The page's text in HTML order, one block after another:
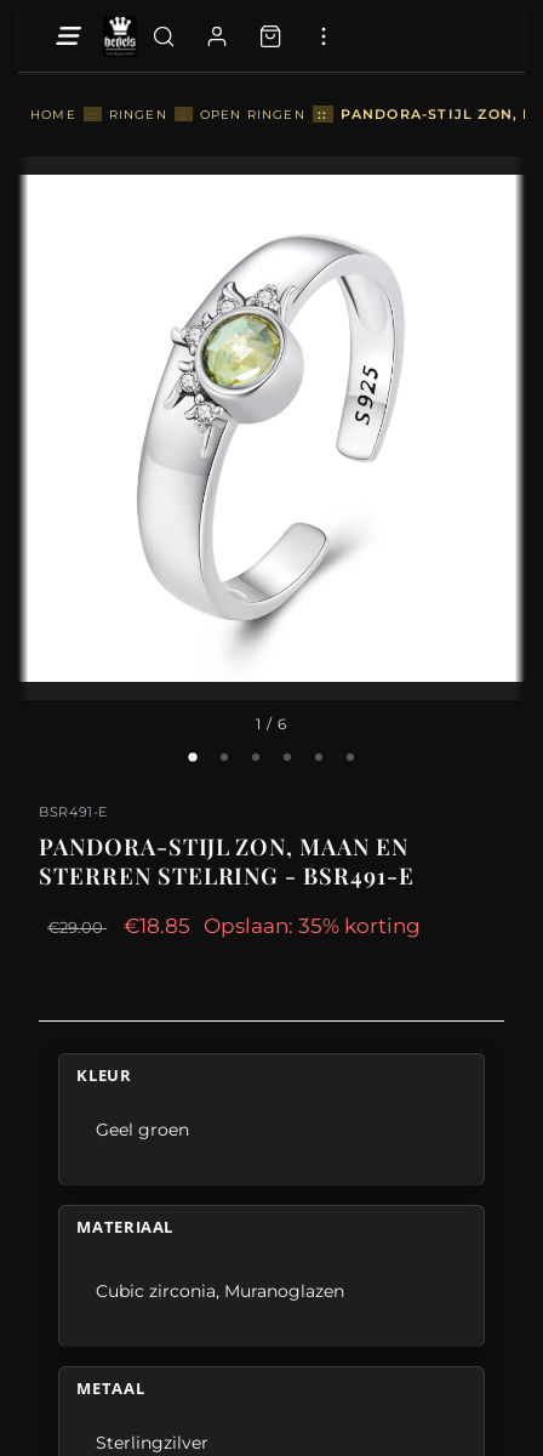
HOME :: RINGEN :: OPEN RINGEN :: PANDORA-STIJL ZON,
1 / 6
BSR491-E
PANDORA-STIJL ZON, MAAN EN
STERREN STELRING - BSR491-E
€29.00 €18.85 Opslaan: 35% korting
KLEUR
Geel groen
MATERIAAL
Cubic zirconia, Muranoglazen
METAAL
Sterlingzilver